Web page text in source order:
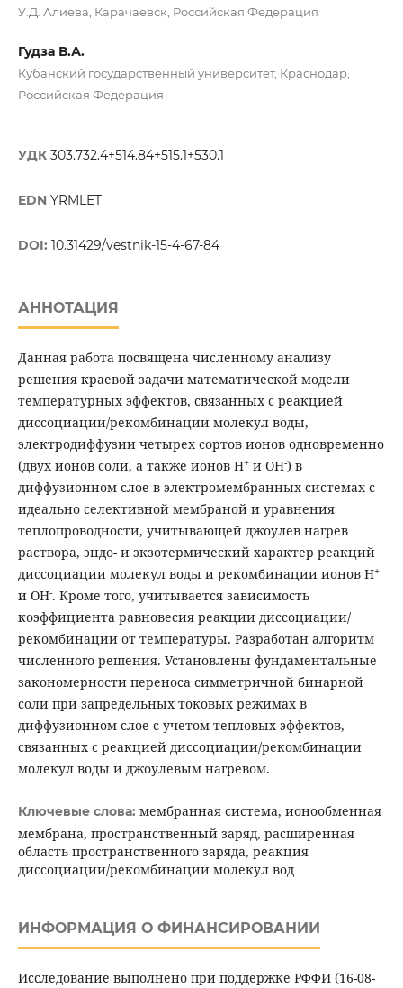
У.Д. Алиева, Карачаевск, Российская Федерация
Гудза В.А.
Кубанский государственный университет, Краснодар,
Российская Федерация
УДК 303.732.4+514.84+515.1+530.1
EDN YRMLET
DOI: 10.31429/vestnik-15-4-67-84
АННОТАЦИЯ
Данная работа посвящена численному анализу
решения краевой задачи математической модели
температурных эффектов, связанных с реакцией
диссоциации/рекомбинации молекул воды,
электродиффузии четырех сортов ионов одновременно
(двух ионов соли, а также ионов H+и OH-) в
диффузионном слое в электромембранных системах с
идеально селективной мембраной и уравнения
теплопроводности, учитывающей джоулев нагрев
раствора, эндо- и экзотермический характер реакций
диссоциации молекул воды и рекомбинации ионов H+
и OH-. Кроме того, учитывается зависимость
коэффициента равновесия реакции диссоциации/
рекомбинации от температуры. Разработан алгоритм
численного решения. Установлены фундаментальные
закономерности переноса симметричной бинарной
соли при запредельных токовых режимах в
диффузионном слое с учетом тепловых эффектов,
связанных с реакцией диссоциации/рекомбинации
молекул воды и джоулевым нагревом.
Ключевые слова: мембранная система, ионообменная
мембрана, пространственный заряд, расширенная
область пространственного заряда, реакция
диссоциации/рекомбинации молекул вод
ИНФОРМАЦИЯ О ФИНАНСИРОВАНИИ
Исследование выполнено при поддержке РФФИ (16-08-